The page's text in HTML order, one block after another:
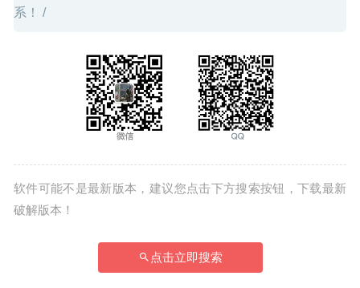
系！ /
软件可能不是最新版本，建议您点击下方搜索按钮，下载最新
破解版本！
点击立即搜索